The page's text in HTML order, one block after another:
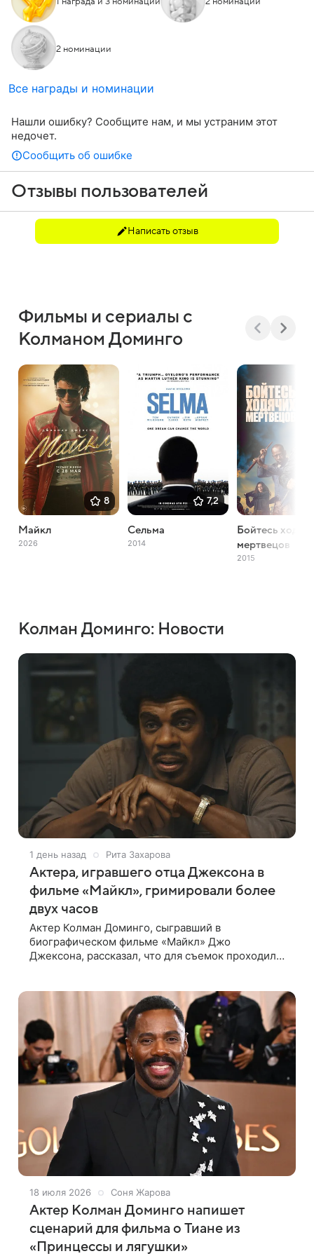
2 номинации
Все награды и номинации
Нашли ошибку? Сообщите нам, и мы устраним этот
недочет.
Сообщить об ошибке
Отзывы пользователей
Написать отзыв
Фильмы и сериалы с
Колманом Доминго
8
Майкл
2026
7,2
Сельма
2014
Бойтесь
мертвецов
2015
Колман Доминго: Новости
1 день назад Рита Захарова
Актера, игравшего отца Джексона в
фильме «Майкл», гримировали более
двух часов
Актер Колман Доминго, сыгравший в
биографическом фильме «Майкл» Джо
Джексона, рассказал, что для съемок проходил
18 июля 2026 Соня Жарова
Актер Колман Доминго напишет
сценарий для фильма о Тиане из
«Принцессы и лягушки»